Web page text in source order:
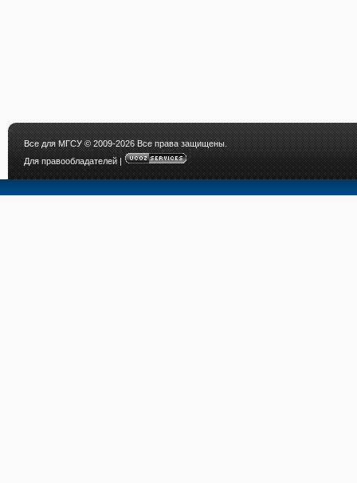
Все для МГСУ© 2009-2026 Все права защищены.
Для правообладателей|